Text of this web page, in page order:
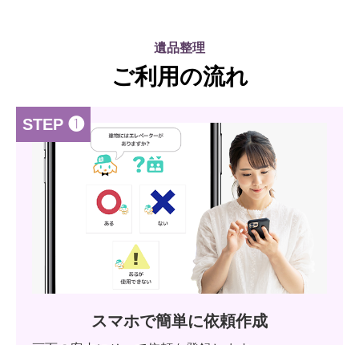
遺品整理
ご利用の流れ
STEP ❶
スマホで簡単に依頼作成